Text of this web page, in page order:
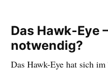
Das Hawk-Eye
notwendig?
Das Hawk-Eye hat sich